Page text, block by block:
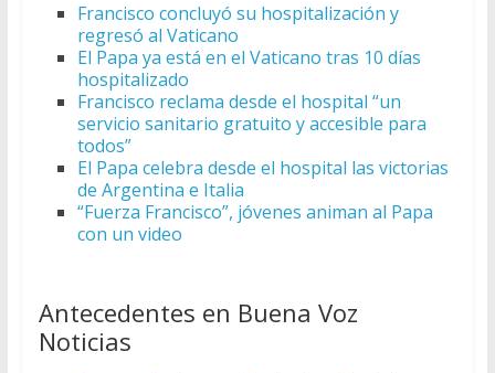
Francisco concluyó su hospitalización y
regresó al Vaticano
El Papa ya está en el Vaticano tras 10 días
hospitalizado
Francisco reclama desde el hospital “un
servicio sanitario gratuito y accesible para
todos”
El Papa celebra desde el hospital las victorias
de Argentina e Italia
“Fuerza Francisco”, jóvenes animan al Papa
con un video
Antecedentes en Buena Voz
Noticias